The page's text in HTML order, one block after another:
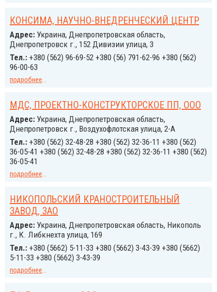
КОНСИМА, НАУЧНО-ВНЕДРЕНЧЕСКИЙ ЦЕНТР
Адрес: Украина, Днепропетровская область,
Днепропетровск г., 152 Дивизии улица, 3
Тел.: +380 (562) 96-69-52 +380 (56) 791-62-96 +380 (562)
96-00-63
подробнее...
МДС, ПРОЕКТНО-КОНСТРУКТОРСКОЕ ПП, ООО
Адрес: Украина, Днепропетровская область,
Днепропетровск г., Воздухофлотская улица, 2-А
Тел.: +380 (562) 32-48-28 +380 (562) 32-36-11 +380 (562)
36-05-41 +380 (562) 32-48-28 +380 (562) 32-36-11 +380 (562)
36-05-41
подробнее...
НИКОПОЛЬСКИЙ КРАНОСТРОИТЕЛЬНЫЙ
ЗАВОД, ЗАО
Адрес: Украина, Днепропетровская область, Никополь
г., К. Либкнехта улица, 169
Тел.: +380 (5662) 5-11-33 +380 (5662) 3-43-39 +380 (5662)
5-11-33 +380 (5662) 3-43-39
подробнее...